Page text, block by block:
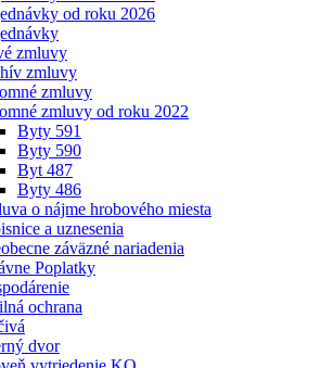
od roku 2026
zmluvy
zmluvy
zmluvy
zmluvy od roku 2022
Byty 591
Byty 590
Byt 487
Byty 486
o nájme hrobového miesta
a uznesenia
záväzné nariadenia
Poplatky
ochrana
dvor